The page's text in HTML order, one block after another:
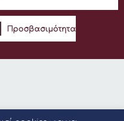
Προσβασιμότητα